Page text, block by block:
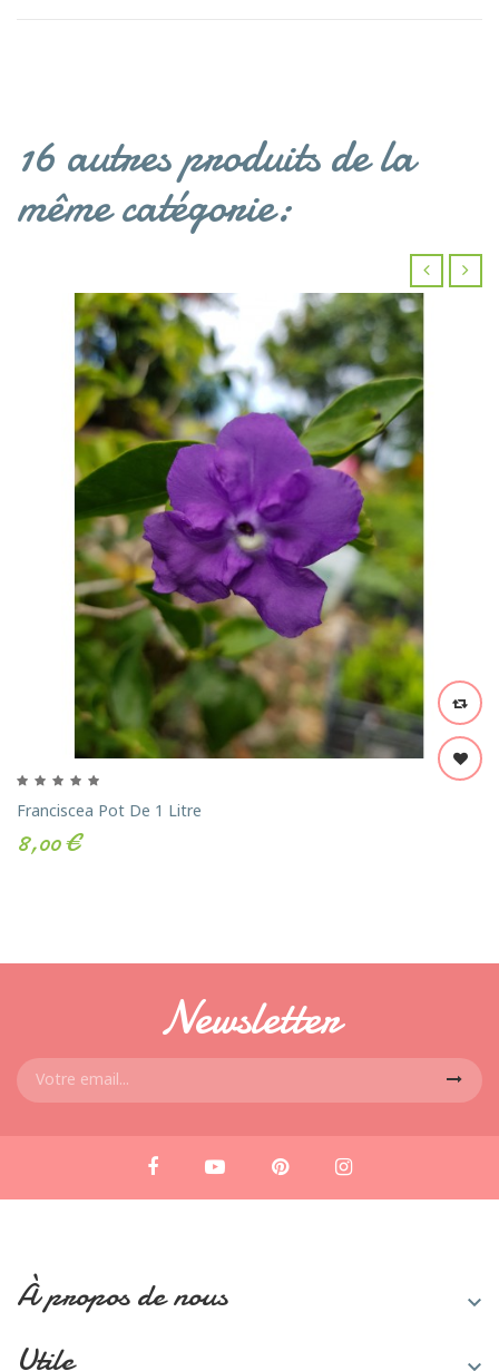
16 autres produits de la
même catégorie:
Franciscea Pot De 1 Litre
8,00 €
Newsletter
À propos de nous 
Utile